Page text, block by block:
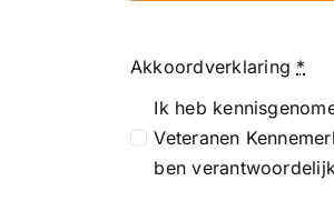
Akkoordverklaring *
Ik heb
Veteranen
ben